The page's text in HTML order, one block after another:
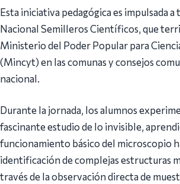
Esta iniciativa pedagógica es impulsada
Nacional Semilleros Científicos, que
Ministerio del Poder Popular para
(Mincyt) en las comunas y consejos
nacional.
Durante la jornada, los alumnos
fascinante estudio de lo invisible,
funcionamiento básico del microscopio
identificación de complejas estructuras
través de la observación directa de